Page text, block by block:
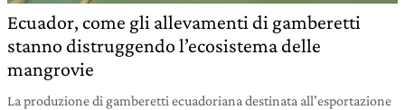
Ecuador, come gli allevamenti di gamberetti
stanno distruggendo l’ecosistema delle
mangrovie
La produzione di gamberetti ecuadoriana destinata all’esportazione